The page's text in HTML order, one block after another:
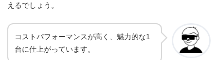
えるでしょう。
コストパフォーマンスが高く、魅力的な1
台に仕上がっています。